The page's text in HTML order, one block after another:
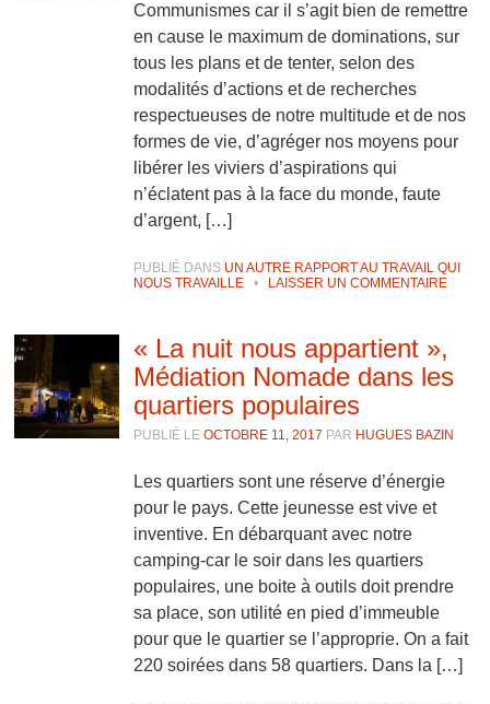
Communismes car il s’agit bien de remettre
en cause le maximum de dominations, sur
tous les plans et de tenter, selon des
modalités d’actions et de recherches
respectueuses de notre multitude et de nos
formes de vie, d’agréger nos moyens pour
libérer les viviers d’aspirations qui
n’éclatent pas à la face du monde, faute
d’argent, […]
PUBLIÉ DANS UN AUTRE RAPPORT AU TRAVAIL QUI
NOUS TRAVAILLE
• LAISSER UN COMMENTAIRE
« La nuit nous appartient »,
Médiation Nomade dans les
quartiers populaires
PUBLIÉ LE OCTOBRE 11, 2017 PAR HUGUES BAZIN
Les quartiers sont une réserve d’énergie
pour le pays. Cette jeunesse est vive et
inventive. En débarquant avec notre
camping-car le soir dans les quartiers
populaires, une boite à outils doit prendre
sa place, son utilité en pied d’immeuble
pour que le quartier se l’approprie. On a fait
220 soirées dans 58 quartiers. Dans la […]